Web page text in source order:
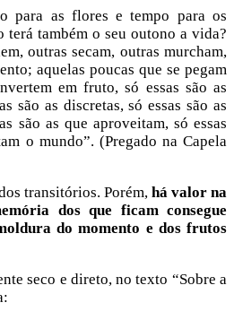
para as flores e tempo para os
terá também o seu outono a vida?
outras secam, outras murcham,
aquelas poucas que se pegam
em fruto, só essas são as
são as discretas, só essas são as
são as que aproveitam, só essas
o mundo”. (Pregado na Capela
transitórios. Porém, há valor na
dos que ficam consegue
do momento e dos frutos
seco e direto, no texto “Sobre a